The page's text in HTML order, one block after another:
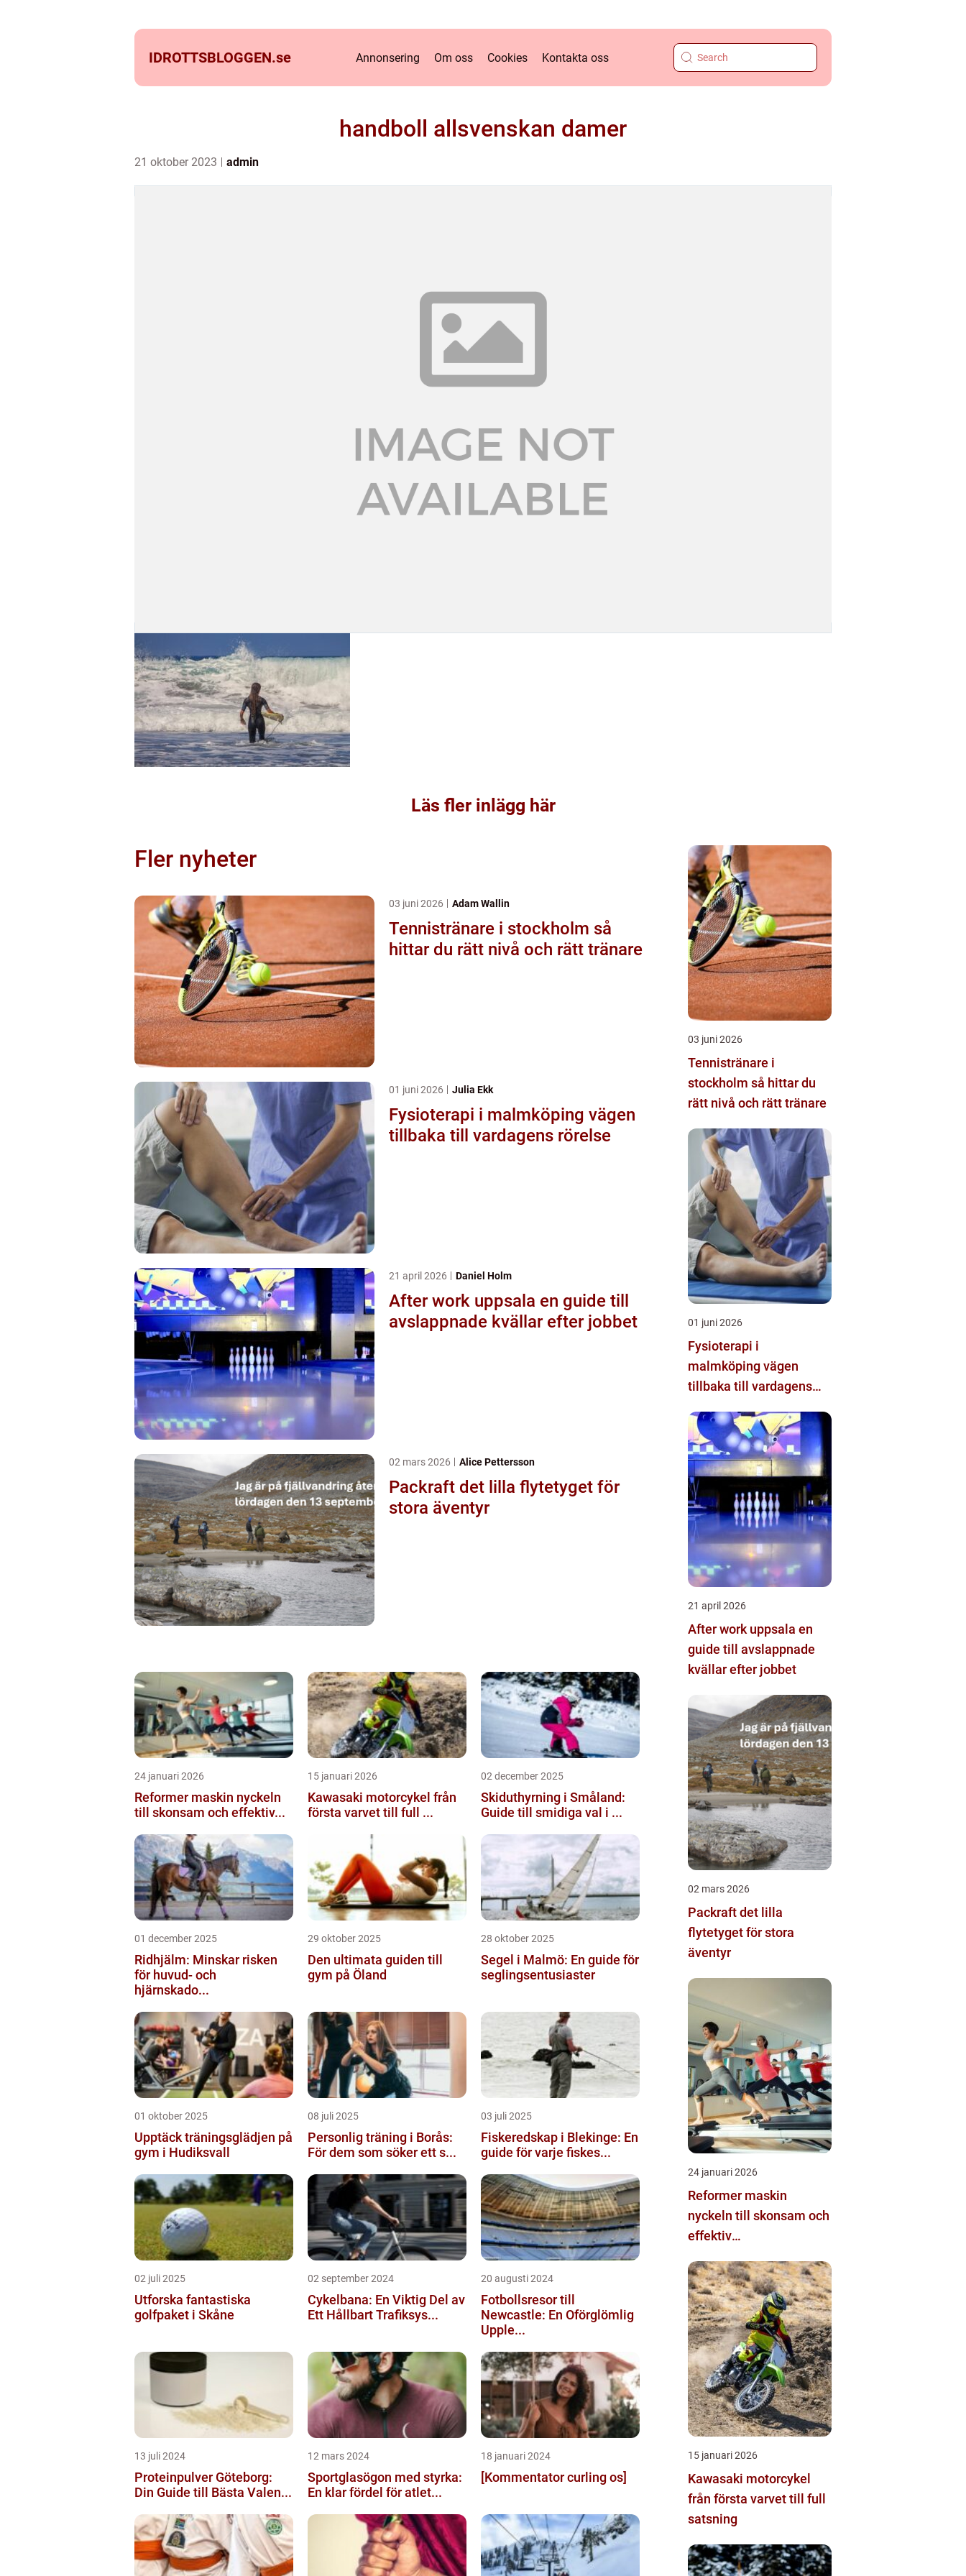
IDROTTSBLOGGEN.se Annonsering Om oss Cookies Kontakta oss
handboll allsvenskan damer
21 oktober 2023 admin
Läs fler inlägg här
Fler nyheter
03 juni 2026 Adam Wallin
Tennistränare i stockholm så
hittar du rätt nivå och rätt tränare
01 juni 2026 Julia Ekk
Fysioterapi i malmköping vägen
tillbaka till vardagens rörelse
21 april 2026 Daniel Holm
After work uppsala en guide till
avslappnade kvällar efter jobbet
02 mars 2026 Alice Pettersson
Packraft det lilla flytetyget för
stora äventyr
24 januari 2026
Reformer maskin nyckeln
till skonsam och effektiv...
15 januari 2026
Kawasaki motorcykel från
första varvet till full ...
02 december 2025
Skiduthyrning i Småland:
Guide till smidiga val i ...
01 december 2025
Ridhjälm: Minskar risken
för huvud- och
hjärnskado...
29 oktober 2025
Den ultimata guiden till
gym på Öland
28 oktober 2025
Segel i Malmö: En guide för
seglingsentusiaster
01 oktober 2025
Upptäck träningsglädjen på
gym i Hudiksvall
08 juli 2025
Personlig träning i Borås:
För dem som söker ett s...
03 juli 2025
Fiskeredskap i Blekinge: En
guide för varje fiskes...
02 juli 2025
Utforska fantastiska
golfpaket i Skåne
02 september 2024
Cykelbana: En Viktig Del av
Ett Hållbart Trafiksys...
20 augusti 2024
Fotbollsresor till
Newcastle: En Oförglömlig
Upple...
13 juli 2024
Proteinpulver Göteborg:
Din Guide till Bästa Valen...
12 mars 2024
Sportglasögon med styrka:
En klar fördel för atlet...
18 januari 2024
[Kommentator curling os]
03 juni 2026
Tennistränare i
stockholm så hittar du
rätt nivå och rätt tränare
01 juni 2026
Fysioterapi i
malmköping vägen
tillbaka till vardagens
21 april 2026
After work uppsala en
guide till avslappnade
kvällar efter jobbet
02 mars 2026
Packraft det lilla
flytetyget för stora
äventyr
24 januari 2026
Reformer maskin
nyckeln till skonsam och
effektiv
15 januari 2026
Kawasaki motorcykel
från första varvet till full
satsning